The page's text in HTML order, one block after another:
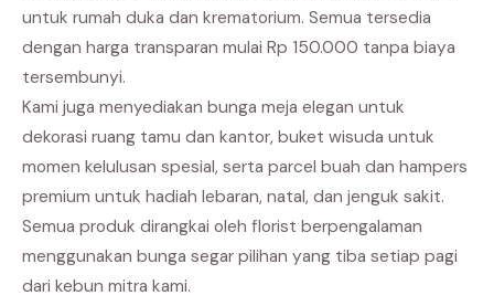
untuk rumah duka dan krematorium. Semua tersedia
dengan harga transparan mulai Rp 150.000 tanpa biaya
tersembunyi.
Kami juga menyediakan bunga meja elegan untuk
dekorasi ruang tamu dan kantor, buket wisuda untuk
momen kelulusan spesial, serta parcel buah dan hampers
premium untuk hadiah lebaran, natal, dan jenguk sakit.
Semua produk dirangkai oleh florist berpengalaman
menggunakan bunga segar pilihan yang tiba setiap pagi
dari kebun mitra kami.